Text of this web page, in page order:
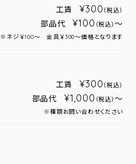
工賃 ¥300 （税込）
部品代 ¥100 （税込） ～
※ネジ￥100～ 金具￥300～価格となります
工賃 ¥300 （税込）
部品代 ¥1,000 （税込） ～
※種類お問い合わせください